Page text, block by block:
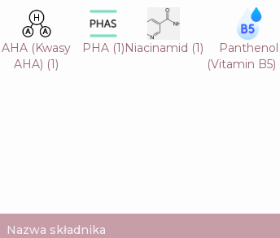
AHA (Kwasy
AHA) (1)
PHA(1)Niacinamid (1)
Panthenol
(Vitamin B5)
Nazwa składnika